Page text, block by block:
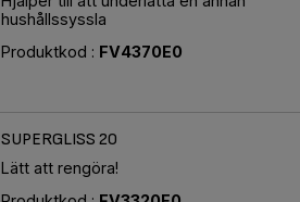
hushållssyssla
Produktkod : FV4370E0
SUPERGLISS 20
Lätt att rengöra!